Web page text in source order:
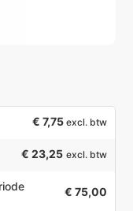
€ 7,75 excl. btw
€ 23,25 excl. btw
€ 75,00